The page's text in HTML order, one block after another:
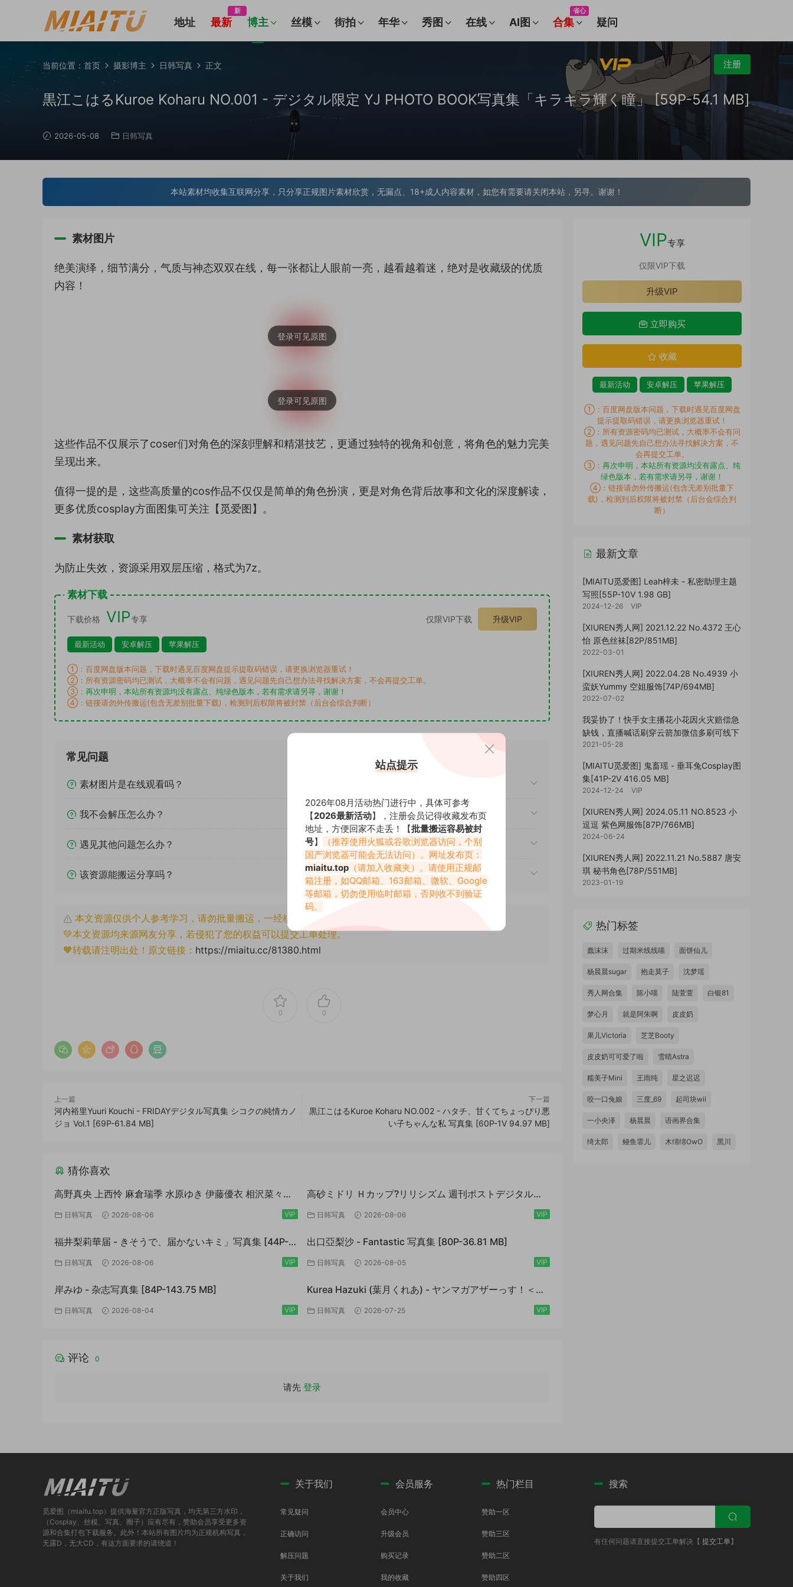
地址 最新
新
博主 丝模 街拍 年华 秀图 在线 AI图 合集
省心
疑问
登录 注册
当前位置： 首页 摄影博主 日韩写真 正文
黒江こはるKuroe Koharu NO.001 - デジタル限定 YJ PHOTO BOOK写真集「キラキラ輝く瞳」 [59P-54.1 MB]
2026-05-08 日韩写真
本站素材均收集互联网分享，只分享正规图片素材欣赏，无漏点、18+成人内容素材，如您有需要请关闭本站，另寻。谢谢！
素材图片
绝美演绎，细节满分，气质与神态双双在线，每一张都让人眼前一亮，越看越着迷，绝对是收藏级的优质
内容！
这些作品不仅展示了coser们对角色的深刻理解和精湛技艺，更通过独特的视角和创意，将角色的魅力完美
呈现出来。
值得一提的是，这些高质量的cos作品不仅仅是简单的角色扮演，更是对角色背后故事和文化的深度解读，
更多优质cosplay方面图集可关注【觅爱图】。
素材获取
为防止失效，资源采用双层压缩，格式为7z。
素材下载
下载价格 VIP专享 仅限VIP下载 升级VIP
最新活动 安卓解压 苹果解压
①：百度网盘版本问题，下载时遇见百度网盘提示提取码错误，请更换浏览器重试！
②：所有资源密码均已测试，大概率不会有问题，遇见问题先自己想办法寻找解决方案，不会再提交工单。
③： 再次申明，本站所有资源均没有露点、纯绿色版本，若有需求请另寻，谢谢！
④：链接请勿外传搬运(包含无差别批量下载)，检测到后权限将被封禁（后台会综合判断）
常见问题
素材图片是在线观看吗？
我不会解压怎么办？
遇见其他问题怎么办？
该资源能搬运分享吗？
本文资源仅供个人参考学习，请勿批量搬运，一经核实将封禁账号权限！
💚本文资源均来源网友分享，若侵犯了您的权益可以提交工单处理。
🧡转载请注明出处！原文链接： https://miaitu.cc/81380.html
0 0
上一篇
河内裕里Yuuri Kouchi - FRIDAYデジタル写真集 シコクの純情カノ
ジョ Vol.1 [69P-61.84 MB]
下一篇
黒江こはるKuroe Koharu NO.002 - ハタチ、甘くてちょっぴり悪
い子ちゃんな私 写真集 [60P-1V 94.97 MB]
猜你喜欢
高野真央 上西怜 麻倉瑞季 水原ゆき 伊藤優衣 相沢菜々子
吉田優花 冴島なな - 進化を止めない逸材 [118P-553.6
日韩写真 2026-08-06 VIP
高砂ミドリ Ｈカップ?リリシズム 週刊ポストデジタル写
真集日韩写真 2026-08-06 VIP
福井梨莉華届 - きそうで、届かないキミ」写真集 [44P-
21.26 MB]
日韩写真 2026-08-06 VIP
出口亞梨沙 - Fantastic 写真集 [80P-36.81 MB]
日韩写真 2026-08-05 VIP
岸みゆ - 杂志写真集 [84P-143.75 MB]
日韩写真 2026-08-04 VIP
Kurea Hazuki (葉月くれあ) - ヤンマガアザーっす！＜Ｙ
Ｍ２０２５年１４号未公開カット＞ ヤンマガデジタル
日韩写真 2026-07-25 VIP
评论 0
请先 登录
VIP专享
仅限VIP下载
升级VIP
立即购买
收藏
最新活动 安卓解压 苹果解压
①：百度网盘版本问题，下载时遇见百度网盘
提示提取码错误，请更换浏览器重试！
②：所有资源密码均已测试，大概率不会有问
题，遇见问题先自己想办法寻找解决方案，不
会再提交工单。
③： 再次申明，本站所有资源均没有露点、纯
绿色版本，若有需求请另寻，谢谢！
④：链接请勿外传搬运(包含无差别批量下
载)，检测到后权限将被封禁（后台会综合判
断）
最新文章
[MIAITU觅爱图] Leah梓未 - 私密助理主题
写照[55P-10V 1.98 GB]
2024-12-26 VIP
[XIUREN秀人网] 2021.12.22 No.4372 王心
怡 原色丝袜[82P/851MB]
2022-03-01
[XIUREN秀人网] 2022.04.28 No.4939 小
蛮妖Yummy 空姐服饰[74P/694MB]
2022-07-02
我妥协了！快手女主播花小花因火灾赔偿急
缺钱，直播喊话刷穿云箭加微信多刷可线下
2021-05-28
[MIAITU觅爱图] 鬼畜瑶 - 垂耳兔Cosplay图
集[41P-2V 416.05 MB]
2024-12-24 VIP
[XIUREN秀人网] 2024.05.11 NO.8523 小
逗逗 紫色网服饰[87P/766MB]
2024-06-24
[XIUREN秀人网] 2022.11.21 No.5887 唐安
琪 秘书角色[78P/551MB]
2023-01-19
热门标签
蠢沫沫 过期米线线喵 面饼仙儿
杨晨晨sugar 抱走莫子 沈梦瑶
秀人网合集 陈小喵 陆萱萱 白银81
梦心月 就是阿朱啊 皮皮奶
果儿Victoria 芝芝Booty
皮皮奶可可爱了啦 雪晴Astra
糯美子Mini 王雨纯 星之迟迟
咬一口兔娘 三度_69 起司块wii
一小央泽 杨晨晨 语画界合集
绮太郎 鳗鱼霏儿 木绵绵OwO 黑川
觅爱图（miaitu.top）提供海量官方正版写真，均无第三方水印，
（Cosplay、丝模、写真、圈子）应有尽有，赞助会员享受更多资
源和合集打包下载服务。此外！本站所有图片均为正规机构写真，
无露D，无大CD，有这方面要求的请绕道！
关于我们
常见疑问
正确访问
解压问题
关于我们
会员服务
会员中心
升级会员
购买记录
我的收藏
热门栏目
赞助一区
赞助三区
赞助二区
赞助四区
搜索
有任何问题请直接提交工单解决【 提交工单】
站点提示
2026年08月活动热门进行中，具体可参考
【2026最新活动】，注册会员记得收藏发布页
地址，方便回家不走丢！【批量搬运容易被封
号】
（推荐使用火狐或谷歌浏览器访问，个别
国产浏览器可能会无法访问）。网址发布页：
miaitu.top （请加入收藏夹）。请使用正规邮
箱注册，如QQ邮箱、163邮箱、微软、Google
等邮箱，切勿使用临时邮箱，否则收不到验证
码。